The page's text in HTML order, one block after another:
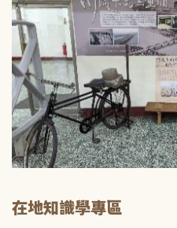
在地知識學專區